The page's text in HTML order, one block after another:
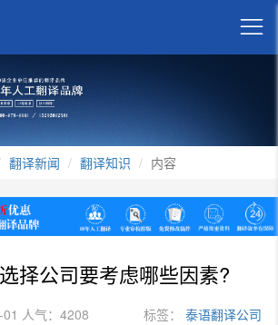

翻译新闻 翻译知识 内容
择公司要考虑哪些因素?
人气：4208 标签： 泰语翻译公司